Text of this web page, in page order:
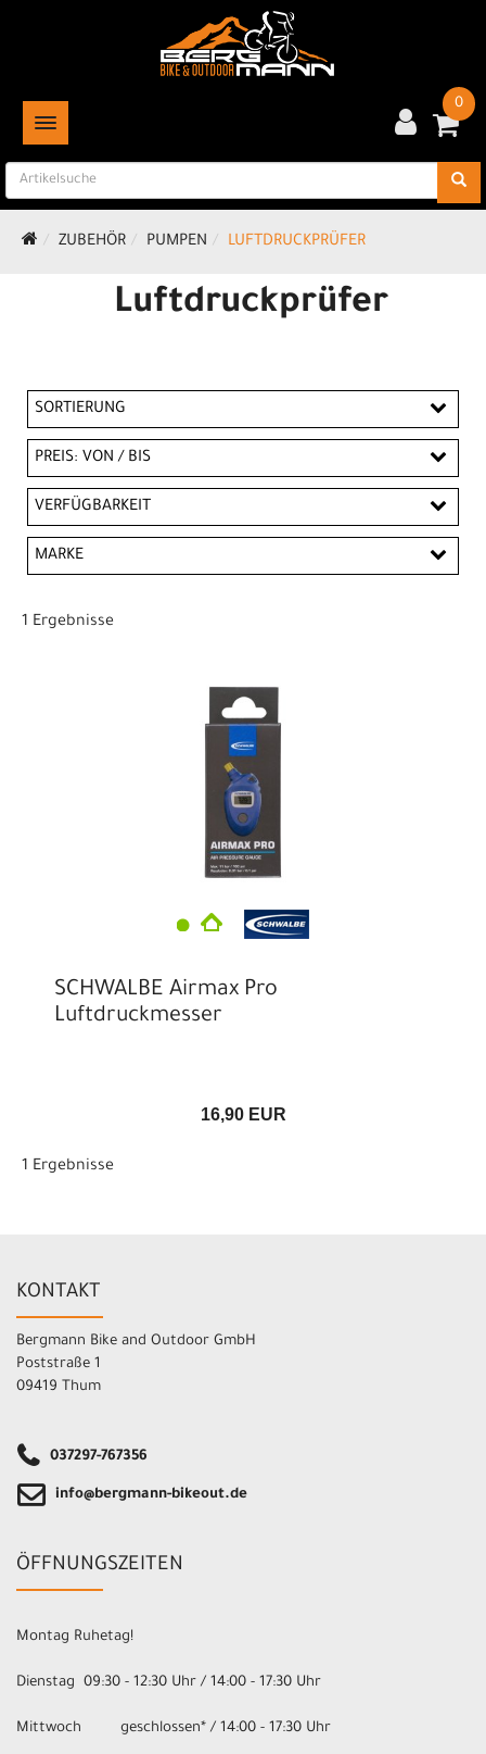
TOGGLE NAVIGATION
0
ZUBEHÖR PUMPEN LUFTDRUCKPRÜFER
Luftdruckprüfer
SORTIERUNG
PREIS: VON / BIS
EUR
VERFÜGBARKEIT
MARKE
1 Ergebnisse
SCHWALBE Airmax Pro
Luftdruckmesser
16,90 EUR
1 Ergebnisse
KONTAKT
Bergmann Bike and Outdoor GmbH
Poststraße 1
09419 Thum
037297-767356
info@bergmann-bikeout.de
ÖFFNUNGSZEITEN
Montag Ruhetag!
Dienstag 09:30 - 12:30 Uhr / 14:00 - 17:30 Uhr
Mittwoch geschlossen* / 14:00 - 17:30 Uhr